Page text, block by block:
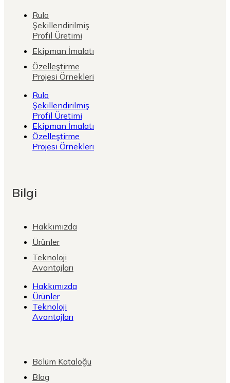
Rulo
Şekillendirilmiş
Profil Üretimi
Ekipman İmalatı
Özelleştirme
Projesi Örnekleri
Rulo
Şekillendirilmiş
Profil Üretimi
Ekipman İmalatı
Özelleştirme
Projesi Örnekleri
Bilgi
Hakkımızda
Ürünler
Teknoloji
Avantajları
Hakkımızda
Ürünler
Teknoloji
Avantajları
Bölüm Kataloğu
Blog